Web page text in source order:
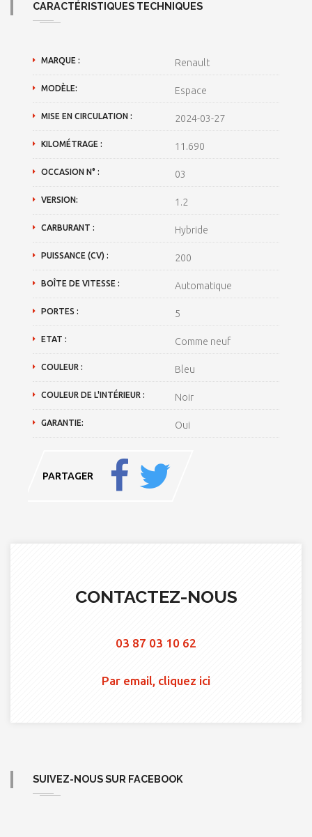
CARACTÉRISTIQUES TECHNIQUES
MARQUE : Renault
MODÈLE: Espace
MISE EN CIRCULATION : 2024-03-27
KILOMÉTRAGE : 11.690
OCCASION N° : 03
VERSION: 1.2
CARBURANT : Hybride
PUISSANCE (CV) : 200
BOÎTE DE VITESSE : Automatique
PORTES : 5
ETAT : Comme neuf
COULEUR : Bleu
COULEUR DE L'INTÉRIEUR : Noir
GARANTIE: Oui
PARTAGER
CONTACTEZ-NOUS
03 87 03 10 62
Par email, cliquez ici
SUIVEZ-NOUS SUR FACEBOOK